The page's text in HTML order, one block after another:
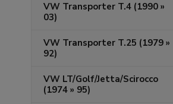
VW Transporter T.4 (1990 »
03)
VW Transporter T.25 (1979 »
92)
VW LT/Golf/Jetta/Scirocco
(1974 » 95)